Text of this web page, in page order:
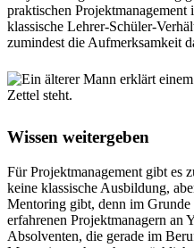
praktischen
klassische Lehrer-Schüler-
zumindest die Aufmerksamkeit
Wissen weitergeben
Für Projektmanagement gibt es
keine klassische Ausbildung,
Mentoring gibt, denn im Grunde
erfahrenen Projektmanagern an
Absolventen, die gerade im